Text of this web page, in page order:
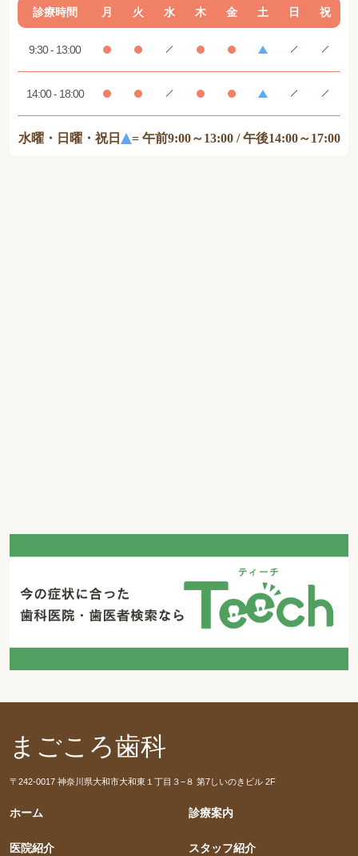
診療時間 月 火 水 木 金 土 日 祝
9:30 - 13:00
14:00 - 18:00
水曜・日曜・祝日 = 午前9:00～13:00 / 午後14:00～17:00
まごころ歯科
〒242-0017 神奈川県大和市大和東１丁目３−８ 第7しいのきビル 2F
ホーム
医院紹介
診療案内
スタッフ紹介